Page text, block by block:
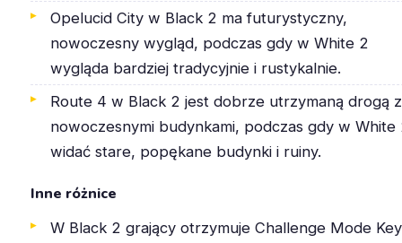
Opelucid City w Black 2 ma futurystyczny,
nowoczesny wygląd, podczas gdy w White 2
wygląda bardziej tradycyjnie i rustykalnie.
Route 4 w Black 2 jest dobrze utrzymaną drogą z
nowoczesnymi budynkami, podczas gdy w White
widać stare, popękane budynki i ruiny.
Inne różnice
W Black 2 grający otrzymuje Challenge Mode Key